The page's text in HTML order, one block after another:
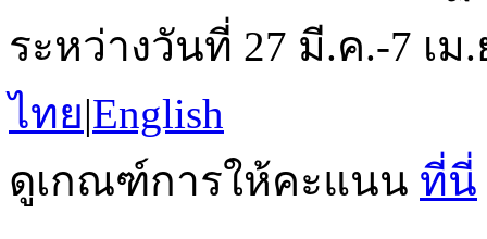
ระหว่างวันที่ 27 มี.ค.-7 เ
ไทย|English
ดูเกณฑ์การให้คะแนน ที่นี่